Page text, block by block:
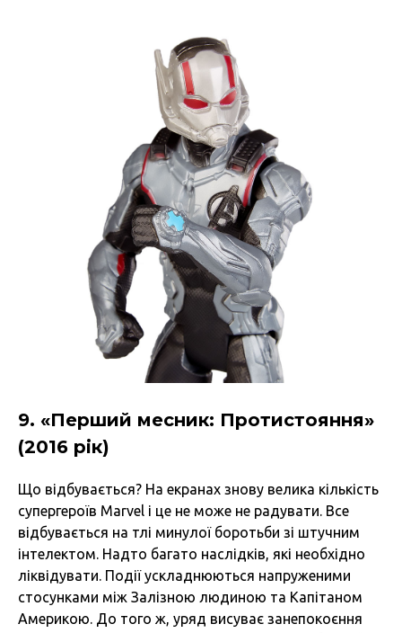
9. «Перший месник: Протистояння»
(2016 рік)
Що відбувається? На екранах знову велика кількість
супергероїв Marvel і це не може не радувати. Все
відбувається на тлі минулої боротьби зі штучним
інтелектом. Надто багато наслідків, які необхідно
ліквідувати. Події ускладнюються напруженими
стосунками між Залізною людиною та Капітаном
Америкою. До того ж, уряд висуває занепокоєння